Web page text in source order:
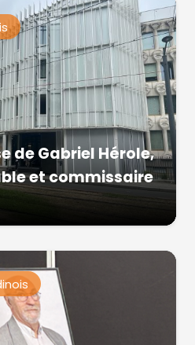
de Gabriel Hérole,
et commissaire